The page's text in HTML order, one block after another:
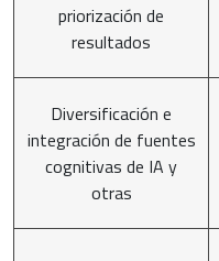
priorización de
resultados
Diversificación e
integración de fuentes
cognitivas de IA y
otras